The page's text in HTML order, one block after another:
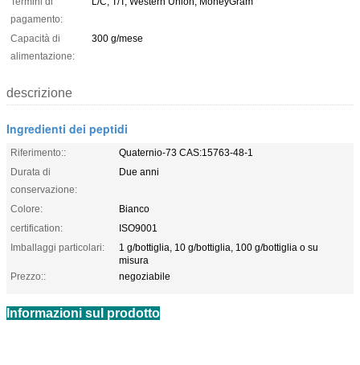
pagamento:
Capacità di
alimentazione:
300 g/mese
descrizione
Ingredienti dei peptidi
Riferimento::
Quaternio-73 CAS:15763-48-1
Durata di
conservazione:
Due anni
Colore:
Bianco
certification:
ISO9001
Imballaggi particolari:
1 g/bottiglia, 10 g/bottiglia, 100 g/bottiglia o su
misura
Prezzo::
negoziabile
Informazioni sul prodotto